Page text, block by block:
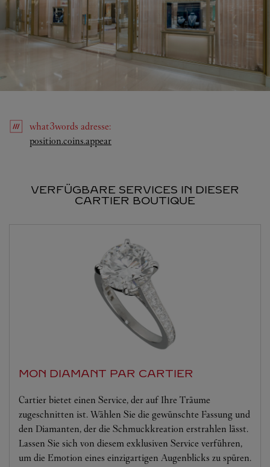
what3words adresse:
position.coins.appearLink Opens in New Tab
VERFÜGBARE SERVICES IN DIESER
CARTIER BOUTIQUE
MON DIAMANT PAR CARTIER
Cartier bietet einen Service, der auf Ihre Träume
zugeschnitten ist. Wählen Sie die gewünschte Fassung und
den Diamanten, der die Schmuckkreation erstrahlen lässt.
Lassen Sie sich von diesem exklusiven Service verführen,
um die Emotion eines einzigartigen Augenblicks zu spüren.